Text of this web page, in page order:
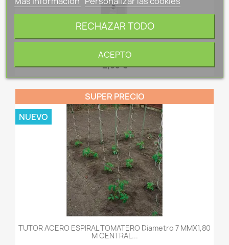
TERMOMETRO DE PVC 20,5X4,4X0,7 CM AQUA
CONTROL B2210
2,95 €
TUTOR ACERO ESPIRAL TOMATERO Diametro 7 MMX1,80
M CENTRAL...
SUPER PRECIO
NUEVO
RECHAZAR TODO
ACEPTO